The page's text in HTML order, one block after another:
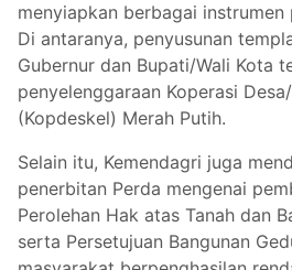
menyiapkan berbagai instrumen
Di antaranya, penyusunan
Gubernur dan Bupati/Wali Kota
penyelenggaraan Koperasi
(Kopdeskel) Merah Putih.
Selain itu, Kemendagri juga
penerbitan Perda mengenai
Perolehan Hak atas Tanah dan
serta Persetujuan Bangunan